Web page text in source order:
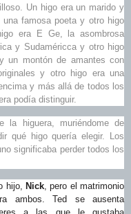
Un higo era un marido y
famosa poeta y otro higo
era E Ge, la asombrosa
y Sudaméricca y otro higo
un montón de amantes con
y otro higo era una
y más allá de todos los
podía distinguir.
la higuera, muriéndome de
qué higo quería elegir. Los
significaba perder todos los
hijo, Nick, pero el matrimonio
ambos. Ted se ausenta